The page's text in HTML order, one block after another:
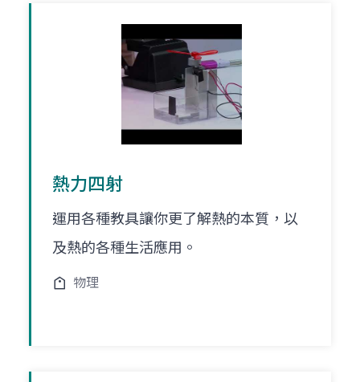
熱力四射
運用各種教具讓你更了解熱的本質，以
及熱的各種生活應用。
物理